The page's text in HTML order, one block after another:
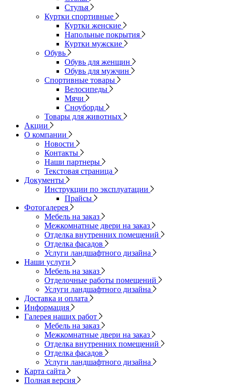
Стулья
Куртки спортивные
Куртки женские
Напольные покрытия
Куртки мужские
Обувь
Обувь для женщин
Обувь для мужчин
Спортивные товары
Велосипеды
Мячи
Сноуборды
Товары для животных
Акции
О компании
Новости
Контакты
Наши партнеры
Текстовая страница
Документы
Инструкции по эксплуатации
Прайсы
Фотогалерея
Мебель на заказ
Межкомнатные двери на заказ
Отделка внутренних помещений
Отделка фасадов
Услуги ландшафтного дизайна
Наши услуги
Мебель на заказ
Отделочные работы помещений
Услуги ландшафтного дизайна
Доставка и оплата
Информация
Галерея наших работ
Мебель на заказ
Межкомнатные двери на заказ
Отделка внутренних помещений
Отделка фасадов
Услуги ландшафтного дизайна
Карта сайта
Полная версия